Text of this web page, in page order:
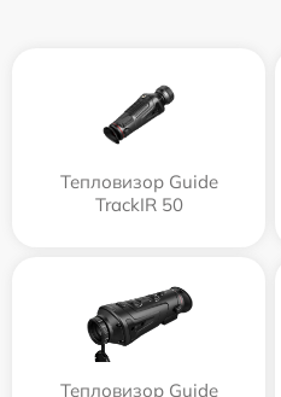
Тепловизор Guide
TrackIR 50
Тепловизор Guide